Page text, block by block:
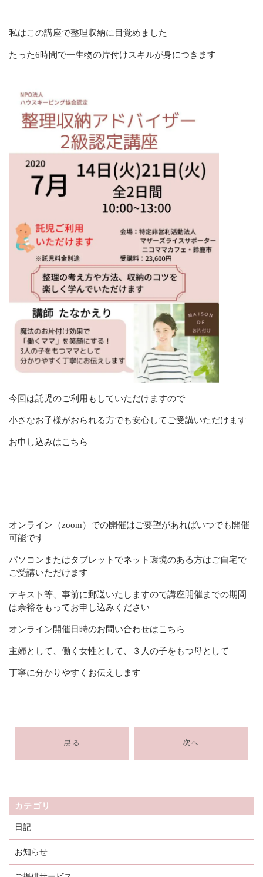
私はこの講座で整理収納に目覚めました
たった6時間で一生物の片付けスキルが身につきます
今回は託児のご利用もしていただけますので
小さなお子様がおられる方でも安心してご受講いただけます
お申し込みはこちら
オンライン（zoom）での開催はご要望があればいつでも開催
可能です
パソコンまたはタブレットでネット環境のある方はご自宅で
ご受講いただけます
テキスト等、事前に郵送いたしますので講座開催までの期間
は余裕をもってお申し込みください
オンライン開催日時のお問い合わせはこちら
主婦として、働く女性として、３人の子をもつ母として
丁寧に分かりやすくお伝えします
戻る 次へ
カテゴリ
日記
お知らせ